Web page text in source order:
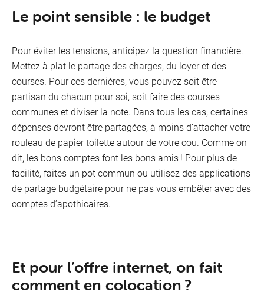
Le point sensible : le budget
Pour éviter les tensions, anticipez la question financière.
Mettez à plat le partage des charges, du loyer et des
courses. Pour ces dernières, vous pouvez soit être
partisan du chacun pour soi, soit faire des courses
communes et diviser la note. Dans tous les cas, certaines
dépenses devront être partagées, à moins d’attacher votre
rouleau de papier toilette autour de votre cou. Comme on
dit, les bons comptes font les bons amis ! Pour plus de
facilité, faites un pot commun ou utilisez des applications
de partage budgétaire pour ne pas vous embêter avec des
comptes d’apothicaires.
Et pour l’offre internet, on fait
comment en colocation ?